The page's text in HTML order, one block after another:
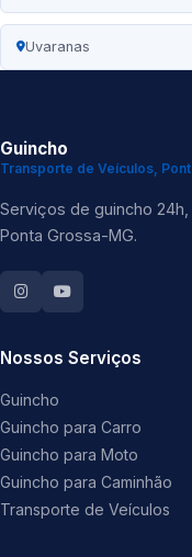
Uvaranas
Guincho
Transporte de Veículos,
Serviços de guincho
Ponta Grossa-MG.
Nossos Serviços
Guincho
Guincho para Carro
Guincho para Moto
Guincho para Caminhão
Transporte de Veículos